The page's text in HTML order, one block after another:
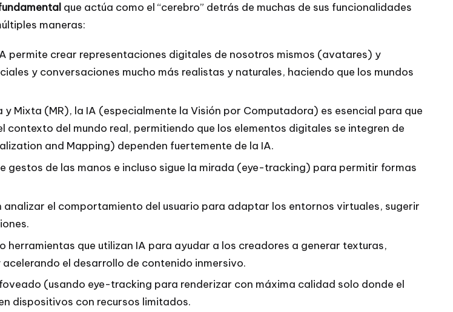
que actúa como el “cerebro” detrás de muchas de sus funcionalidades
maneras:
permite crear representaciones digitales de nosotros mismos (avatares) y
y conversaciones mucho más realistas y naturales, haciendo que los mundos
y Mixta (MR), la IA (especialmente la Visión por Computadora) es esencial para que
del mundo real, permitiendo que los elementos digitales se integren de
and Mapping) dependen fuertemente de la IA.
gestos de las manos e incluso sigue la mirada (eye-tracking) para permitir formas
analizar el comportamiento del usuario para adaptar los entornos virtuales, sugerir
herramientas que utilizan IA para ayudar a los creadores a generar texturas,
el desarrollo de contenido inmersivo.
(usando eye-tracking para renderizar con máxima calidad solo donde el
dispositivos con recursos limitados.